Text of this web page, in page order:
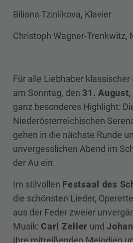
Biliana Tzinlikova, Klavier
Christoph Wagner-Trenkwitz,
Für alle Liebhaber
am Sonntag, den 31.
ganz besonderes Highlight:
Niederösterreichischen
gehen in die nächste Runde
unvergesslichen Abend im
der Au ein.
Im stilvollen Festsaal des
die schönsten Lieder,
aus der Feder zweier
Musik: Carl Zeller und
Ihre mitreißenden Melodien